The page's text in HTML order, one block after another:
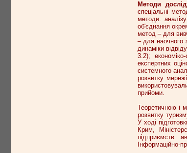
Методи
спеціальні
методи:
об'єднання
метод – для
– для наочного
динаміки
3.2);
експертних
системного
розвитку
прийоми.
Теоретичною і
розвитку
У ході
Крим,
підприємств
Інформаційно-